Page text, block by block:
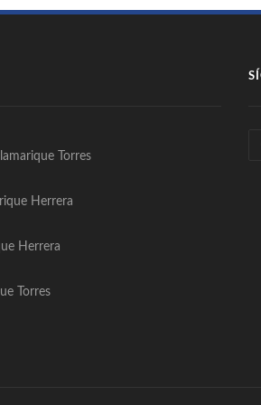
Torres
Herrera
Herrera
Torres